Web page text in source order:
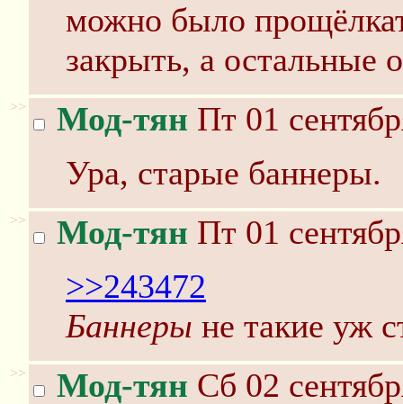
можно было
закрыть, а остальные
>> Мод-тян Пт 01
Ура, старые баннеры.
>> Мод-тян Пт 01
>>243472
Баннеры не такие уж
>> Мод-тян Сб 02